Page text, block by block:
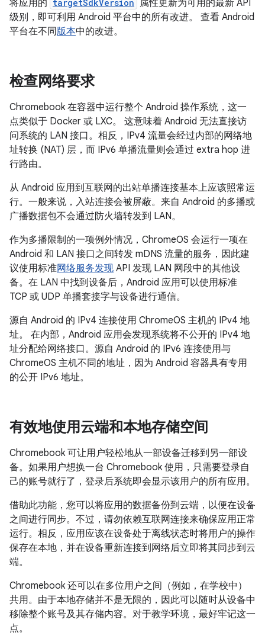
将应用的 targetSdkVersion 属性更新为可用的最新 API
级别，即可利用 Android 平台中的所有改进。 查看 Android
平台在不同版本中的改进。
检查网络要求
Chromebook 在容器中运行整个 Android 操作系统，这一
点类似于 Docker 或 LXC。 这意味着 Android 无法直接访
问系统的 LAN 接口。相反，IPv4 流量会经过内部的网络地
址转换 (NAT) 层，而 IPv6 单播流量则会通过 extra hop 进
行路由。
从 Android 应用到互联网的出站单播连接基本上应该照常运
行。一般来说，入站连接会被屏蔽。来自 Android 的多播或
广播数据包不会通过防火墙转发到 LAN。
作为多播限制的一项例外情况，ChromeOS 会运行一项在
Android 和 LAN 接口之间转发 mDNS 流量的服务，因此建
议使用标准网络服务发现 API 发现 LAN 网段中的其他设
备。在 LAN 中找到设备后，Android 应用可以使用标准
TCP 或 UDP 单播套接字与设备进行通信。
源自 Android 的 IPv4 连接使用 ChromeOS 主机的 IPv4 地
址。 在内部，Android 应用会发现系统将不公开的 IPv4 地
址分配给网络接口。源自 Android 的 IPv6 连接使用与
ChromeOS 主机不同的地址，因为 Android 容器具有专用
的公开 IPv6 地址。
有效地使用云端和本地存储空间
Chromebook 可让用户轻松地从一部设备迁移到另一部设
备。如果用户想换一台 Chromebook 使用，只需要登录自
己的账号就行了，登录后系统即会显示该用户的所有应用。
借助此功能，您可以将应用的数据备份到云端，以便在设备
之间进行同步。不过，请勿依赖互联网连接来确保应用正常
运行。相反，应用应该在设备处于离线状态时将用户的操作
保存在本地，并在设备重新连接到网络后立即将其同步到云
端。
Chromebook 还可以在多位用户之间（例如，在学校中）
共用。由于本地存储并不是无限的，因此可以随时从设备中
移除整个账号及其存储内容。对于教学环境，最好牢记这一
点。